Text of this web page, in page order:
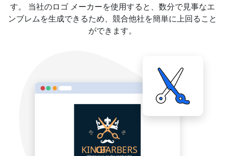
す。 当社のロゴ メーカーを使用すると、数分で見事なエ
ンブレムを生成できるため、競合他社を簡単に上回ること
ができます。